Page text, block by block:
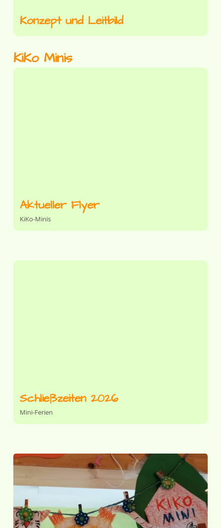
Konzept und Leitbild
KiKo Minis
Aktueller Flyer
KiKo-Minis
Schließzeiten 2026
Mini-Ferien